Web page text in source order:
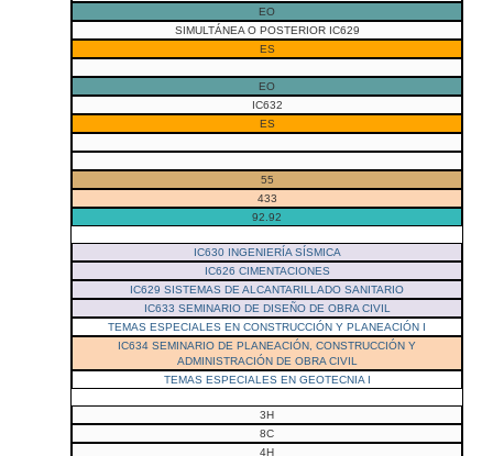
EO
SIMULTÁNEA O POSTERIOR IC629
ES
EO
IC632
ES
55
433
92.92
IC630 INGENIERÍA SÍSMICA
IC626 CIMENTACIONES
IC629 SISTEMAS DE ALCANTARILLADO SANITARIO
IC633 SEMINARIO DE DISEÑO DE OBRA CIVIL
TEMAS ESPECIALES EN CONSTRUCCIÓN Y PLANEACIÓN I
IC634 SEMINARIO DE PLANEACIÓN, CONSTRUCCIÓN Y
ADMINISTRACIÓN DE OBRA CIVIL
TEMAS ESPECIALES EN GEOTECNIA I
3H
8C
4H